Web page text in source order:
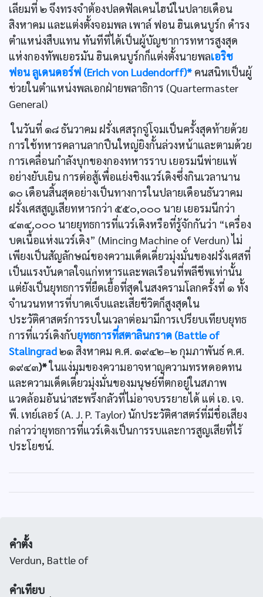
เลียมที่ ๒ จึงทรงจำต้องปลดฟัลเคนไฮน์ในปลายเดือน
สิงหาคม และแต่งตั้งจอมพล เพาล์ ฟอน ฮินเดนบูร์ก ดำรง
ตำแหน่งสืบแทน ทันทีที่ได้เป็นผู้บัญชาการทหารสูงสุด
แห่งกองทัพเยอรมัน ฮินเดนบูร์กก็แต่งตั้งนายพลเอริช
ฟอน ลูเดนดอร์ฟ (Erich von Ludendorff)* คนสนิทเป็นผู้
ช่วยในตำแหน่งพลเอกฝ่ายพลาธิการ (Quartermaster
General)
ในวันที่ ๑๘ ธันวาคม ฝรั่งเศสรุกจู่โจมเป็นครั้งสุดท้ายด้วย
การใช้ทหารคลานลากปืนใหญ่ยิงกั้นล่วงหน้าและตามด้วย
การเคลื่อนกำลังบุกของกองทหารราบ เยอรมนีพ่ายแพ้
อย่างยับเยิน การต่อสู้เพื่อแย่งชิงแวร์เดิงซึ่งกินเวลานาน
๑๐ เดือนสิ้นสุดอย่างเป็นทางการในปลายเดือนธันวาคม
ฝรั่งเศสสูญเสียทหารกว่า ๕๕๐,๐๐๐ นาย เยอรมนีกว่า
๔๓๔,๐๐๐ นายยุทธการที่แวร์เดิงหรือที่รู้จักกันว่า “เครื่อง
บดเนื้อแห่งแวร์เดิง” (Mincing Machine of Verdun) ไม่
เพียงเป็นสัญลักษณ์ของความเด็ดเดี่ยวมุ่งมั่นของฝรั่งเศสที่
เป็นแรงบันดาลใจแก่ทหารและพลเรือนที่พลีชีพเท่านั้น
แต่ยังเป็นยุทธการที่ยืดเยื้อที่สุดในสงครามโลกครั้งที่ ๑ ทั้ง
จำนวนทหารที่บาดเจ็บและเสียชีวิตก็สูงสุดใน
ประวัติศาสตร์การรบในเวลาต่อมามีการเปรียบเทียบยุทธ
การที่แวร์เดิงกับยุทธการที่สตาลินกราด (Battle of
Stalingrad๒๑ สิงหาคม ค.ศ. ๑๙๔๒–๒ กุมภาพันธ์ ค.ศ.
๑๙๔๓)*ในแง่มุมของความอาจหาญความทรหดอดทน
และความเด็ดเดี่ยวมุ่งมั่นของมนุษย์ที่ตกอยู่ในสภาพ
แวดล้อมอันน่าสะพรึงกลัวที่ไม่อาจบรรยายได้ แต่ เอ. เจ.
พี. เทย์เลอร์ (A. J. P. Taylor) นักประวัติศาสตร์ที่มีชื่อเสียง
กล่าวว่ายุทธการที่แวร์เดิงเป็นการรบและการสูญเสียที่ไร้
ประโยชน์.
คำตั้ง
Verdun, Battle of
คำเทียบ